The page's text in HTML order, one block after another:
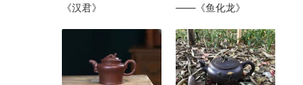
《汉君》
——《鱼化龙》